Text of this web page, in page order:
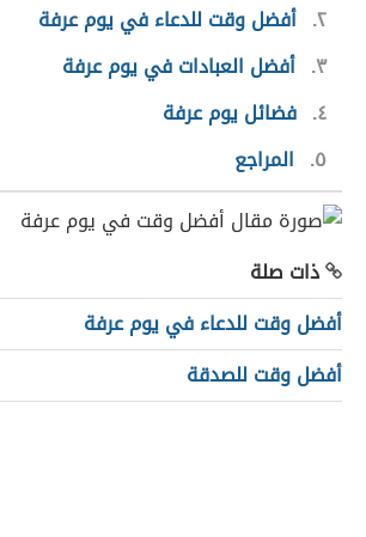
٢ أفضل وقت للدعاء في يوم عرفة
٣ أفضل العبادات في يوم عرفة
٤ فضائل يوم عرفة
٥
المراجع
ذات صلة
أفضل وقت للدعاء في يوم عرفة
أفضل وقت للصدقة